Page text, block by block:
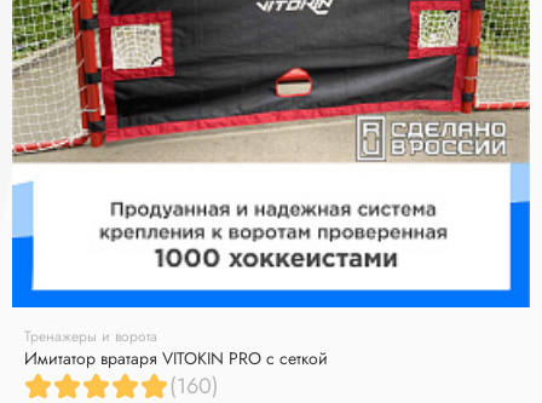
Тренажеры и ворота
Имитатор вратаря VITOKIN PRO с сеткой
(160)